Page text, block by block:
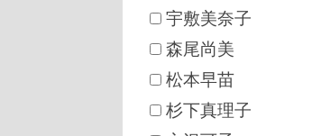
宇敷美奈子
森尾尚美
松本早苗
杉下真理子